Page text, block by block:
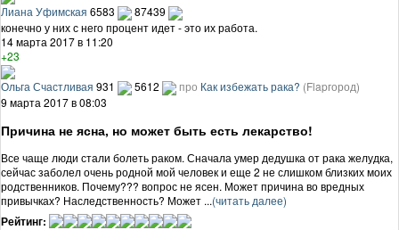
Лиана Уфимская 6583
87439
конечно у них с него процент идет - это их работа.
14 марта 2017 в 11:20
+23
Ольга Счастливая 931 5612 про Как избежать рака? (Flapгород)
9 марта 2017 в 08:03
Причина не ясна, но может быть есть лекарство!
Все чаще люди стали болеть раком. Сначала умер дедушка от рака желудка,
сейчас заболел очень родной мой человек и еще 2 не слишком близких моих
родственников. Почему??? вопрос не ясен. Может причина во вредных
привычках? Наследственность? Может ...(читать далее)
Рейтинг: